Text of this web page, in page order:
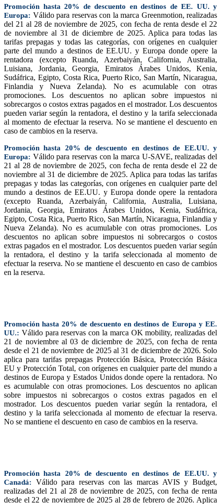
Promoción hasta 20% de descuento en destinos de EE. UU. y
Europa: Válido para reservas con la marca Greenmotion, realizadas
del 21 al 28 de noviembre de 2025, con fecha de renta desde el 22
de noviembre al 31 de diciembre de 2025. Aplica para todas las
tarifas prepagas y todas las categorías, con orígenes en cualquier
parte del mundo a destinos de EE.UU. y Europa donde opere la
rentadora (excepto Ruanda, Azerbaiyán, California, Australia,
Luisiana, Jordania, Georgia, Emiratos Árabes Unidos, Kenia,
Sudáfrica, Egipto, Costa Rica, Puerto Rico, San Martín, Nicaragua,
Finlandia y Nueva Zelanda). No es acumulable con otras
promociones. Los descuentos no aplican sobre impuestos ni
sobrecargos o costos extras pagados en el mostrador. Los descuentos
pueden variar según la rentadora, el destino y la tarifa seleccionada
al momento de efectuar la reserva. No se mantiene el descuento en
caso de cambios en la reserva.
Promoción hasta 20% de descuento en destinos de EE.UU. y
Europa: Válido para reservas con la marca U-SAVE, realizadas del
21 al 28 de noviembre de 2025, con fecha de renta desde el 22 de
noviembre al 31 de diciembre de 2025. Aplica para todas las tarifas
prepagas y todas las categorías, con orígenes en cualquier parte del
mundo a destinos de EE.UU. y Europa donde opere la rentadora
(excepto Ruanda, Azerbaiyán, California, Australia, Luisiana,
Jordania, Georgia, Emiratos Árabes Unidos, Kenia, Sudáfrica,
Egipto, Costa Rica, Puerto Rico, San Martín, Nicaragua, Finlandia y
Nueva Zelanda). No es acumulable con otras promociones. Los
descuentos no aplican sobre impuestos ni sobrecargos o costos
extras pagados en el mostrador. Los descuentos pueden variar según
la rentadora, el destino y la tarifa seleccionada al momento de
efectuar la reserva. No se mantiene el descuento en caso de cambios
en la reserva.
Promoción hasta 20% de descuento en destinos de Europa y EE.
UU.: Válido para reservas con la marca OK mobility, realizadas del
21 de noviembre al 03 de diciembre de 2025, con fecha de renta
desde el 21 de noviembre de 2025 al 31 de diciembre de 2026. Solo
aplica para tarifas prepagas Protección Básica, Protección Básica
EU y Protección Total, con orígenes en cualquier parte del mundo a
destinos de Europa y Estados Unidos donde opere la rentadora. No
es acumulable con otras promociones. Los descuentos no aplican
sobre impuestos ni sobrecargos o costos extras pagados en el
mostrador. Los descuentos pueden variar según la rentadora, el
destino y la tarifa seleccionada al momento de efectuar la reserva.
No se mantiene el descuento en caso de cambios en la reserva.
Promoción hasta 20% de descuento en destinos de EE.UU. y
Canadá: Válido para reservas con las marcas AVIS y Budget,
realizadas del 21 al 28 de noviembre de 2025, con fecha de renta
desde el 22 de noviembre de 2025 al 28 de febrero de 2026. Aplica